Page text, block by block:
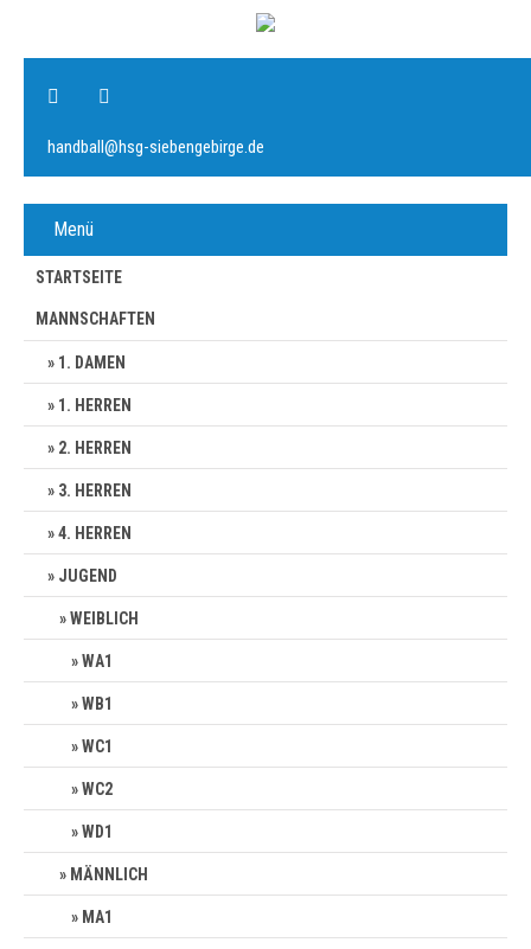
handball@hsg-siebengebirge.de
Menü
STARTSEITE
MANNSCHAFTEN
1. DAMEN
1. HERREN
2. HERREN
3. HERREN
4. HERREN
JUGEND
WEIBLICH
WA1
WB1
WC1
WC2
WD1
MÄNNLICH
MA1